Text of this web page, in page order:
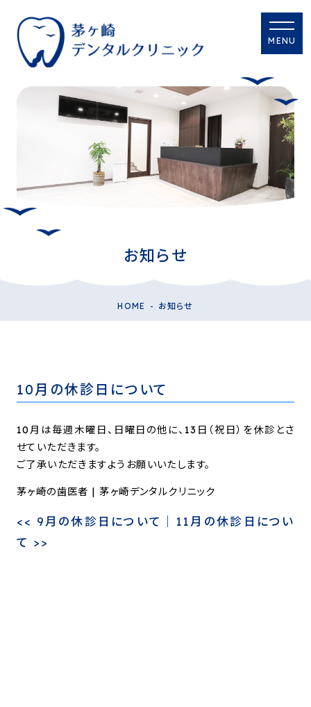
お知らせ
HOME お知らせ
10月の休診日について
10月は毎週木曜日、日曜日の他に、13日（祝日）を休診とさ
せていただきます。
ご了承いただきますようお願いいたします。
茅ヶ崎の歯医者 | 茅ヶ崎デンタルクリニック
<< 9月の休診日について ｜ 11月の休診日につい
て >>
MENU